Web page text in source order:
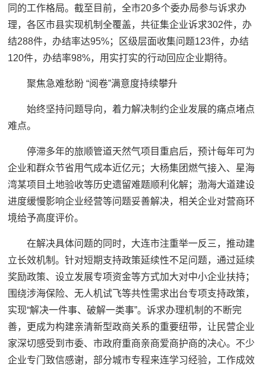
同的工作格局。截至目前，全市20多个委办局参与诉求办
理，各区市县实现机制全覆盖，共征集企业诉求302件，办
结288件，办结率达95%；区级层面收集问题123件，办结
120件，办结率98%，用实打实的行动回应企业期待。
聚焦急难愁盼 “阅卷”满意度持续攀升
始终坚持问题导向，着力解决制约企业发展的痛点堵点
难点。
停滞多年的旅顺管道天然气项目重启后，预计每年可为
企业和群众节省用气成本近亿元；大杨集团燃气接入、星海
湾某项目土地验收等历史遗留难题顺利化解；渤海大道建设
进度缓慢影响企业经营等问题妥善解决，相关企业对营商环
境给予高度评价。
在解决具体问题的同时，大连市注重举一反三，推动建
立长效机制。针对短期支持政策延续性不足问题，通过延续
奖励政策、设立发展专项资金等方式加大对中小企业扶持；
围绕涉海保险、无人机试飞等共性需求出台专项支持政策，
实现“解决一件事、破解一类事”。诉求办理机制的不断完
善，更成为构建亲清新型政商关系的重要纽带，让民营企业
家深切感受到市委、市政府重商亲商爱商护商的决心。不少
企业专门致信感谢，部分城市专程来连学习经验，工作成效